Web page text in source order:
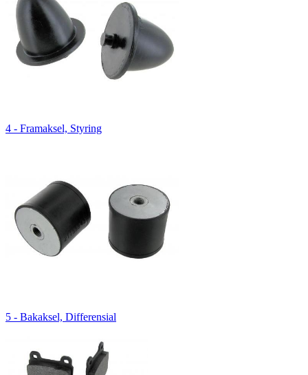
4 - Framaksel, Styring
5 - Bakaksel, Differensial